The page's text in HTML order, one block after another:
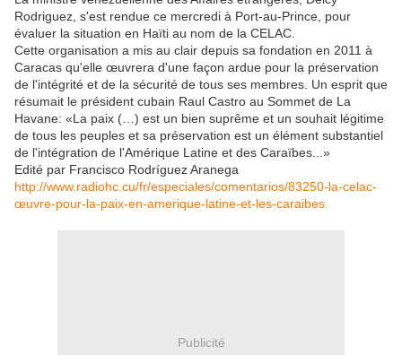
Rodriguez, s'est rendue ce mercredi à Port-au-Prince, pour
évaluer la situation en Haïti au nom de la CELAC.
Cette organisation a mis au clair depuis sa fondation en 2011 à
Caracas qu'elle œuvrera d'une façon ardue pour la préservation
de l'intégrité et de la sécurité de tous ses membres. Un esprit que
résumait le président cubain Raul Castro au Sommet de La
Havane: «La paix (…) est un bien suprême et un souhait légitime
de tous les peuples et sa préservation est un élément substantiel
de l'intégration de l'Amérique Latine et des Caraïbes...»
Edité par Francisco Rodríguez Aranega
http://www.radiohc.cu/fr/especiales/comentarios/83250-la-celac-
œuvre-pour-la-paix-en-amerique-latine-et-les-caraibes
Publicité